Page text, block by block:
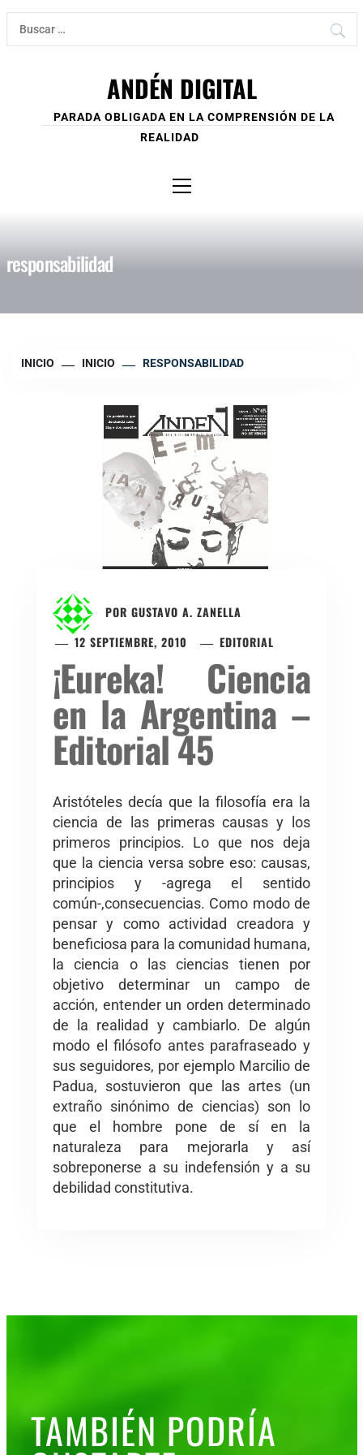
Ir
contenido
Buscar:
ANDÉN DIGITAL
PARADA OBLIGADA EN LA COMPRENSIÓN DE LA
REALIDAD
principal
responsabilidad
INICIO INICIO RESPONSABILIDAD
POR GUSTAVO A. ZANELLA
12 SEPTIEMBRE, 2010
EDITORIAL
¡Eureka! Ciencia
en la Argentina –
Editorial 45
Aristóteles decía que la filosofía era la
ciencia de las primeras causas y los
primeros principios. Lo que nos deja
que la ciencia versa sobre eso: causas,
principios y -agrega el sentido
común-,consecuencias. Como modo de
pensar y como actividad creadora y
beneficiosa para la comunidad humana,
la ciencia o las ciencias tienen por
objetivo determinar un campo de
acción, entender un orden determinado
de la realidad y cambiarlo. De algún
modo el filósofo antes parafraseado y
sus seguidores, por ejemplo Marcilio de
Padua, sostuvieron que las artes (un
extraño sinónimo de ciencias) son lo
que el hombre pone de sí en la
naturaleza para mejorarla y así
sobreponerse a su indefensión y a su
debilidad constitutiva.
TAMBIÉN PODRÍA